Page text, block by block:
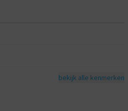
bekijk alle kenmerken